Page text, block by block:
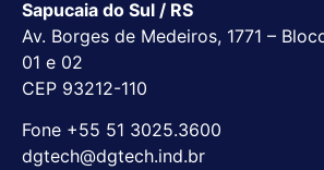
Sapucaia do Sul / RS
Av. Borges de Medeiros, 1771 –
01 e 02
CEP 93212-110
Fone +55 51 3025.3600
dgtech@dgtech.ind.br